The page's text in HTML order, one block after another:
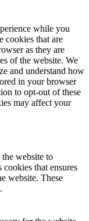
while you
cookies that are
as they are
of the website. We
and understand how
in your browser
to opt-out of these
may affect your
the website to
that ensures
website. These